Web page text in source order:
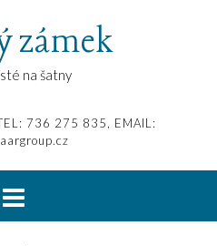
zámek
na šatny
736 275 835, EMAIL: